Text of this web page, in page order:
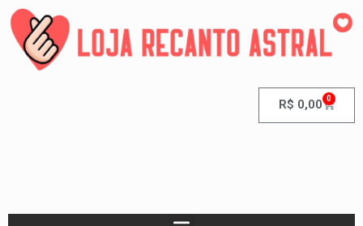
R$ 0,00 0